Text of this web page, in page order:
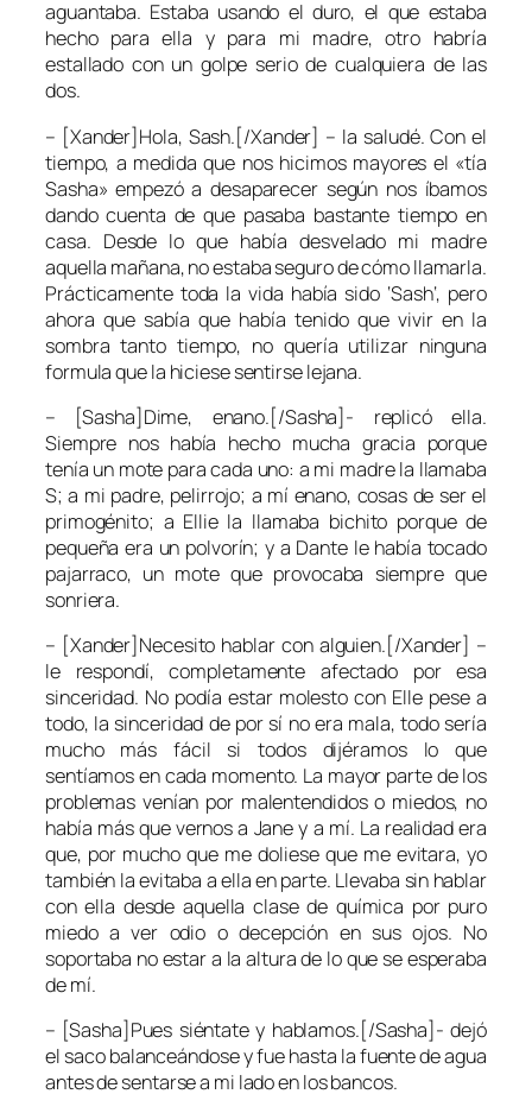
aguantaba. Estaba usando el duro, el que estaba
hecho para ella y para mi madre, otro habría
estallado con un golpe serio de cualquiera de las
dos.
– [Xander]Hola, Sash.[/Xander] – la saludé. Con el
tiempo, a medida que nos hicimos mayores el «tía
Sasha» empezó a desaparecer según nos íbamos
dando cuenta de que pasaba bastante tiempo en
casa. Desde lo que había desvelado mi madre
aquella mañana, no estaba seguro de cómo llamarla.
Prácticamente toda la vida había sido ‘Sash‘, pero
ahora que sabía que había tenido que vivir en la
sombra tanto tiempo, no quería utilizar ninguna
formula que la hiciese sentirse lejana.
– [Sasha]Dime, enano.[/Sasha]- replicó ella.
Siempre nos había hecho mucha gracia porque
tenía un mote para cada uno: a mi madre la llamaba
S; a mi padre, pelirrojo; a mí enano, cosas de ser el
primogénito; a Elliela llamaba bichito porque de
pequeña era un polvorín; y a Dantele había tocado
pajarraco, un mote que provocaba siempre que
sonriera.
– [Xander]Necesito hablar con alguien.[/Xander] –
le respondí, completamente afectado por esa
sinceridad. No podía estar molesto con Ellepese a
todo, la sinceridad de por sí no era mala, todo sería
mucho más fácil si todos dijéramos lo que
sentíamos en cada momento. La mayor parte de los
problemas venían por malentendidos o miedos, no
había más que vernos a Janey a mí. La realidad era
que, por mucho que me doliese que me evitara, yo
también la evitaba a ella en parte. Llevaba sin hablar
con ella desde aquella clase de química por puro
miedo a ver odio o decepción en sus ojos. No
soportaba no estar a la altura de lo que se esperaba
de mí.
– [Sasha]Pues siéntate y hablamos.[/Sasha]- dejó
el saco balanceándose y fue hasta la fuente de agua
antes de sentarse a mi lado en los bancos.